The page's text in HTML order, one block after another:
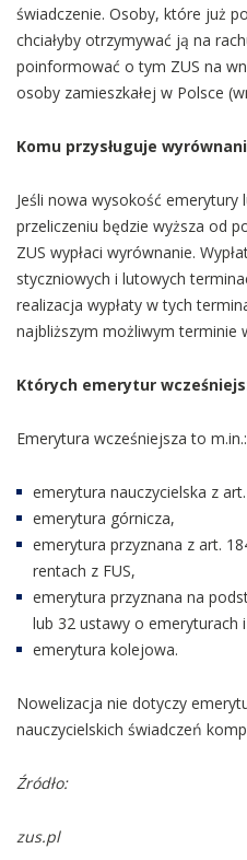
świadczenie. Osoby, które już
chciałyby otrzymywać ją na
poinformować o tym ZUS na
osoby zamieszkałej w Polsce
Komu przysługuje
Jeśli nowa wysokość emerytury
przeliczeniu będzie wyższa od
ZUS wypłaci wyrównanie.
styczniowych i lutowych
realizacja wypłaty w tych
najbliższym możliwym terminie
Których emerytur
Emerytura wcześniejsza to m.in.:
emerytura nauczycielska z
emerytura górnicza,
emerytura przyznana z art.
rentach z FUS,
emerytura przyznana na
lub 32 ustawy o emeryturach
emerytura kolejowa.
Nowelizacja nie dotyczy
nauczycielskich świadczeń
Źródło:
zus.pl